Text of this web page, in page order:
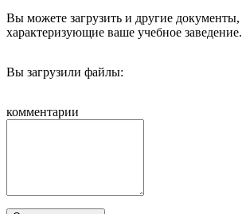
Вы можете загрузить и другие документы,
характеризующие ваше учебное заведение.
Вы загрузили файлы:
комментарии